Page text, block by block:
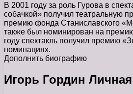
В 2001 году за роль Гурова в
собачкой» получил театральную
премию фонда Станиславского
также был номинирован на
году спектакль получил премию
номинациях.
Дополнить биографию
Игорь Гордин